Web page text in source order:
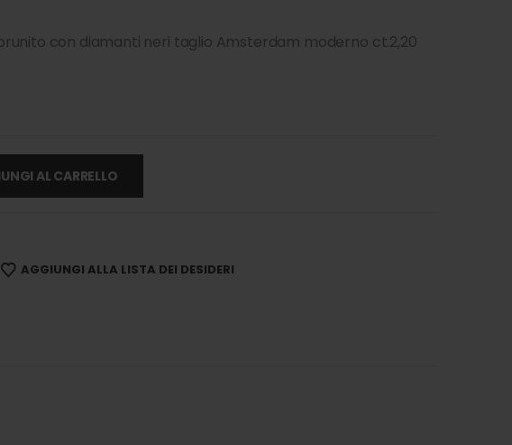
con diamanti neri taglio Amsterdam moderno ct.2,20
AL CARRELLO
AGGIUNGI ALLA LISTA DEI DESIDERI